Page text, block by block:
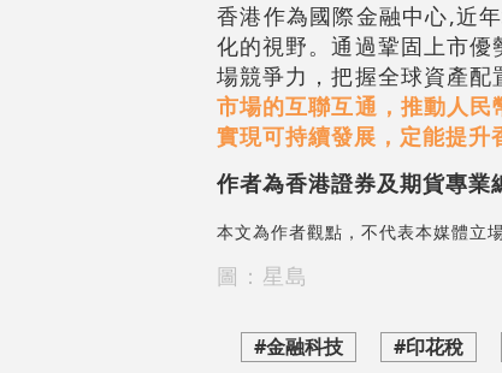
香港作為國際金融中心,近
化的視野。通過鞏固上市
場競爭力，把握全球資產
市場的互聯互通，推動人
實現可持續發展，定能提升
作者為香港證券及期貨專業
本文為作者觀點，不代表本媒體立
圖：星島
#金融科技 #印花稅